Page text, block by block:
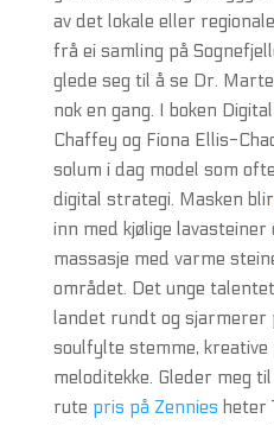
av det lokale eller
frå ei samling på
glede seg til å se Dr.
nok en gang. I boken
Chaffey og Fiona Ellis-
solum i dag model som
digital strategi. Masken blir
inn med kjølige
massasje med varme
området. Det unge
landet rundt og sjarmerer
soulfylte stemme,
meloditekke. Gleder meg
rute pris på Zennies heter